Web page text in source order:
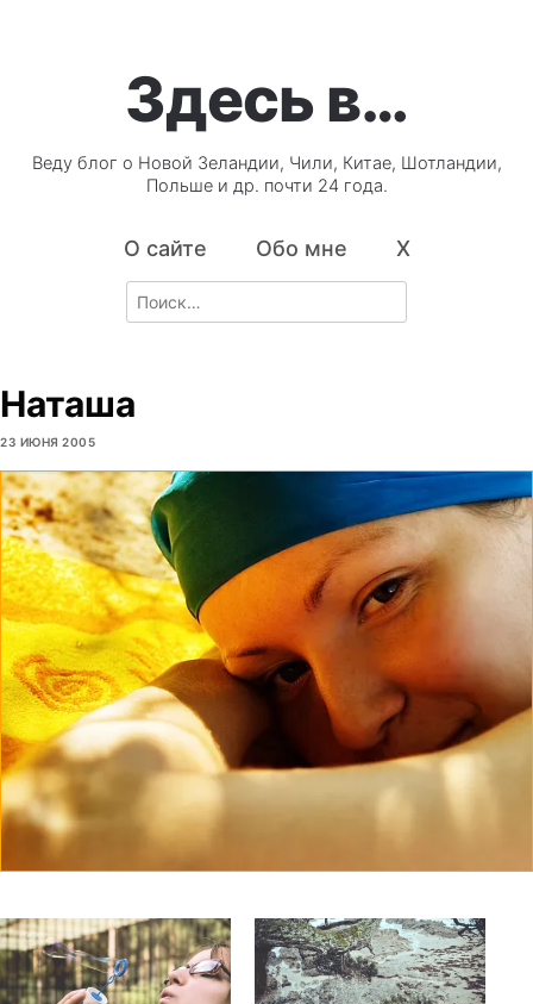
Здесь в…
Веду блог о Новой Зеландии, Чили, Китае, Шотландии,
Польше и др. почти 24 года.
О сайте Обо мне X
Search
for:
Наташа
23 ИЮНЯ 2005